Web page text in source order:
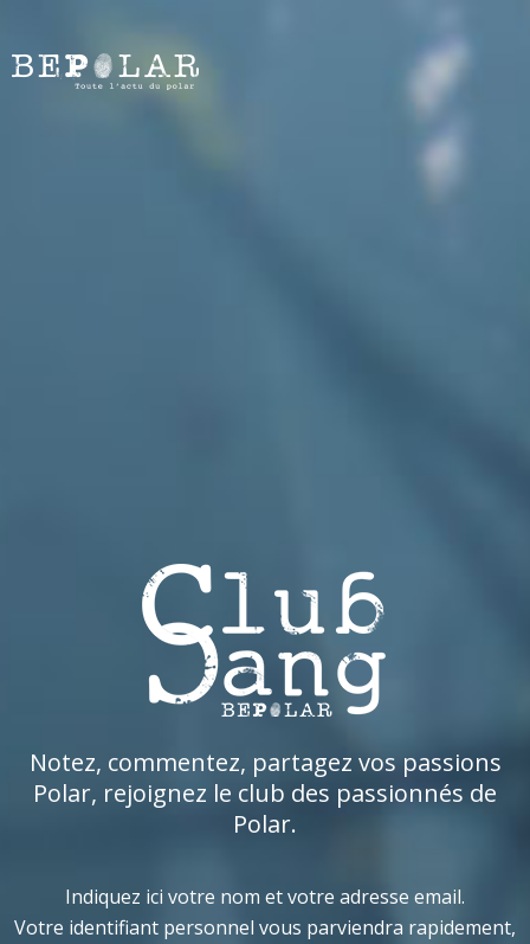
Notez, commentez, partagez vos passions
Polar, rejoignez le club des passionnés de
Polar.
Indiquez ici votre nom et votre adresse email.
Votre identifiant personnel vous parviendra rapidement,